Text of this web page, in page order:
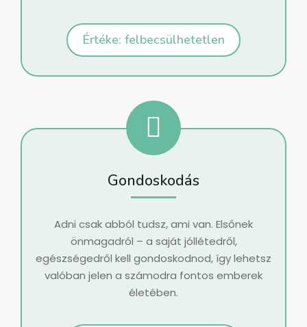
Értéke: felbecsülhetetlen
Gondoskodás
Adni csak abból tudsz, ami van. Elsőnek
önmagadról – a saját jóllétedről,
egészségedről kell gondoskodnod, így lehetsz
valóban jelen a számodra fontos emberek
életében.